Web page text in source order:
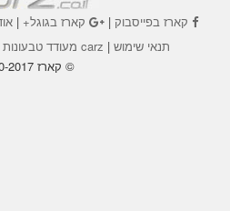
קארז בפייסבוק| קארז בגוגל+|
תנאי שימוש | carz מעודד טבעונות
© קארז 2010-2017